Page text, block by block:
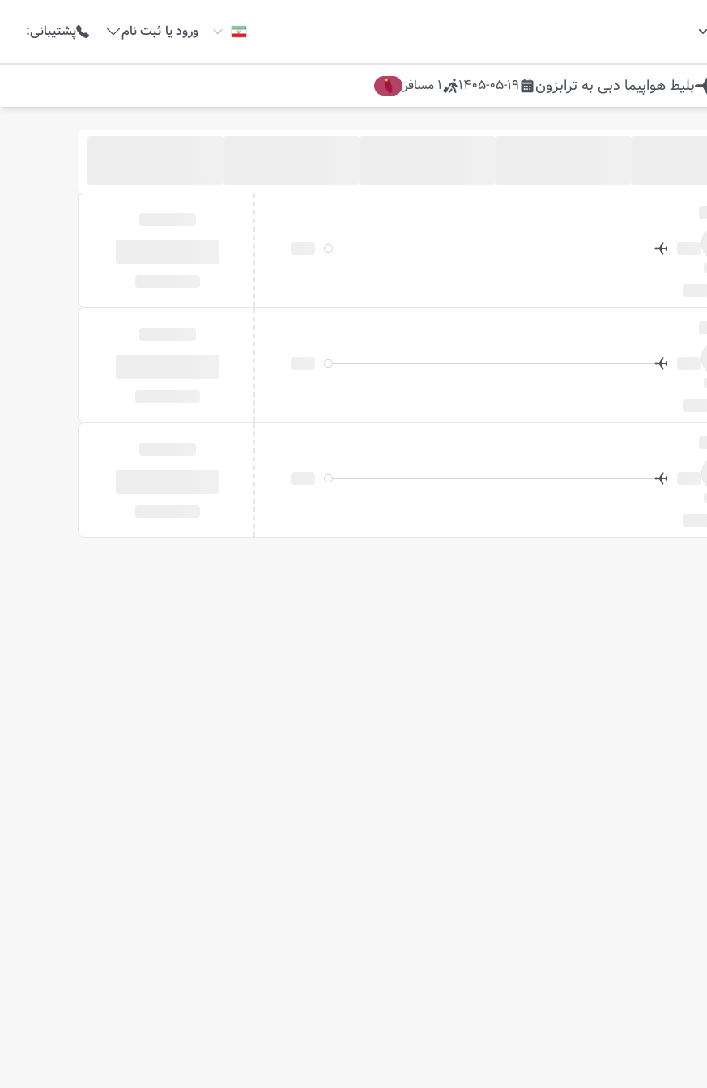
ورود یا ثبت نام پشتیبانی:
بلیط هواپیما دبی به ترابزون 1405-05-19
1 مسافر